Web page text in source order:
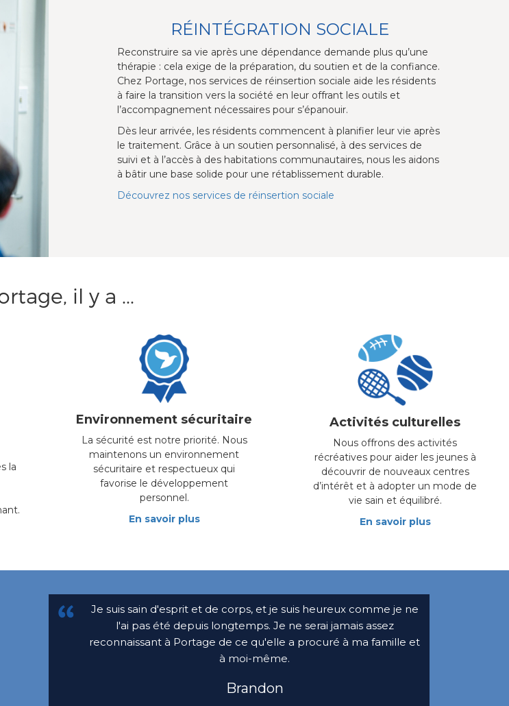
RÉINTÉGRATION SOCIALE
Reconstruire sa vie après une dépendance demande plus qu’une
thérapie : cela exige de la préparation, du soutien et de la confiance.
Chez Portage, nos services de réinsertion sociale aide les résidents
à faire la transition vers la société en leur offrant les outils et
l’accompagnement nécessaires pour s’épanouir.
Dès leur arrivée, les résidents commencent à planifier leur vie après
le traitement. Grâce à un soutien personnalisé, à des services de
suivi et à l’accès à des habitations communautaires, nous les aidons
à bâtir une base solide pour une rétablissement durable.
Découvrez nos services de réinsertion sociale
il y a ...
la
Environnement sécuritaire
La sécurité est notre priorité. Nous
maintenons un environnement
sécuritaire et respectueux qui
favorise le développement
personnel.
En savoir plus
Activités culturelles
Nous offrons des activités
récréatives pour aider les jeunes à
découvrir de nouveaux centres
d’intérêt et à adopter un mode de
vie sain et équilibré.
En savoir plus
Je suis sain d'esprit et de corps, et je suis heureux comme je ne
l'ai pas été depuis longtemps. Je ne serai jamais assez
reconnaissant à Portage de ce qu'elle a procuré à ma famille et
à moi-même.
Brandon